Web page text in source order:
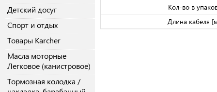
Детский досуг
Спорт и отдых
Товары Karcher
Масла моторные
Легковое (канистровое)
Тормозная колодка /
Кол-во в
Длина кабеля